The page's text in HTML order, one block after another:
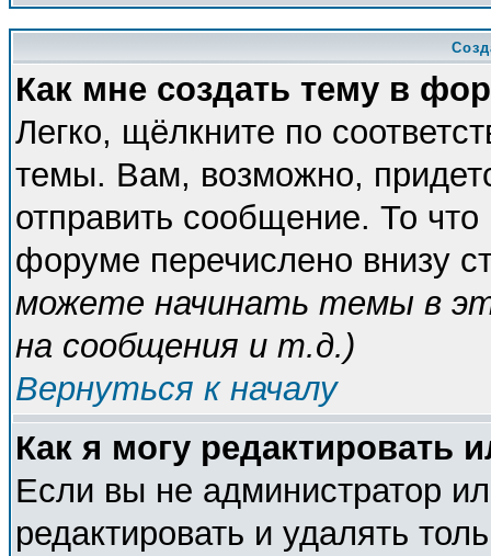
Как мне создать тему в
Легко, щёлкните по
темы. Вам, возможно,
отправить сообщение. То
форуме перечислено внизу
можете начинать темы в
на сообщения и т.д.)
Вернуться к началу
Как я могу редактировать
Если вы не администратор
редактировать и удалять